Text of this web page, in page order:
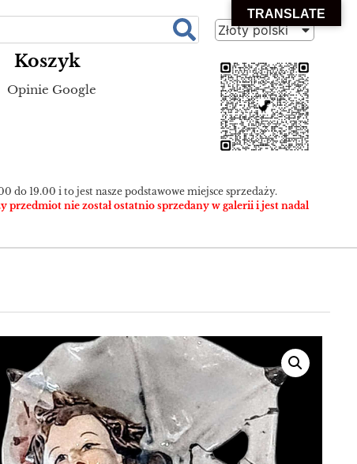
Koszyk
Opinie Google
Złoty polski
do 19.00 i to jest nasze podstawowe miejsce sprzedaży.
nie został ostatnio sprzedany w galerii i jest nadal
TRANSLATE